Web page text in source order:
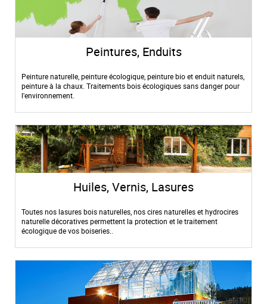
Peintures, Enduits
Peinture naturelle, peinture écologique, peinture bio et enduit naturels,
peinture à la chaux. Traitements bois écologiques sans danger pour
l'environnement.
Huiles, Vernis, Lasures
Toutes nos lasures bois naturelles, nos cires naturelles et hydrocires
naturelle décoratives permettent la protection et le traitement
écologique de vos boiseries..